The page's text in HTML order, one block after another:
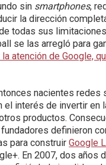
sin smartphones,
la dirección
todas sus
se las arregló para
la atención de Google,
nacientes redes
interés de invertir en
productos.
fundadores definieron
para construirGoogle
En 2007, dos años